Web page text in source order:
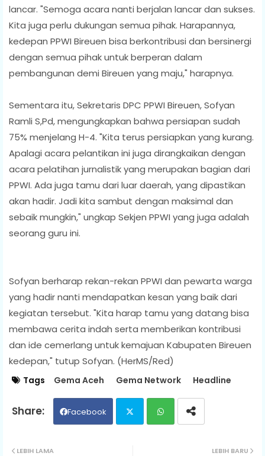
lancar. "Semoga acara nanti berjalan lancar dan sukses.
Kita juga perlu dukungan semua pihak. Harapannya,
kedepan PPWI Bireuen bisa berkontribusi dan bersinergi
dengan semua pihak untuk berperan dalam
pembangunan demi Bireuen yang maju," harapnya.
Sementara itu, Sekretaris DPC PPWI Bireuen, Sofyan
Ramli S,Pd, mengungkapkan bahwa persiapan sudah
75% menjelang H-4. "Kita terus persiapkan yang kurang.
Apalagi acara pelantikan ini juga dirangkaikan dengan
acara pelatihan jurnalistik yang merupakan bagian dari
PPWI. Ada juga tamu dari luar daerah, yang dipastikan
akan hadir. Jadi kita sambut dengan maksimal dan
sebaik mungkin," ungkap Sekjen PPWI yang juga adalah
seorang guru ini.
Sofyan berharap rekan-rekan PPWI dan pewarta warga
yang hadir nanti mendapatkan kesan yang baik dari
kegiatan tersebut. "Kita harap tamu yang datang bisa
membawa cerita indah serta memberikan kontribusi
dan ide cemerlang untuk kemajuan Kabupaten Bireuen
kedepan," tutup Sofyan. (HerMS/Red)
Tags Gema Aceh Gema Network Headline
Facebook
LEBIH BARU
LEBIH LAMA